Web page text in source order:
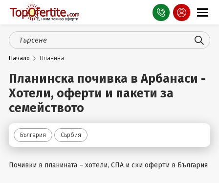
Оферти
СПА
Планина
Море
Чужбина
Празници
Турция
Начало Планина
Планинска почивка в Арбанаси -
Хотели, оферти и пакети за
семейството
България Сърбия
Почивки в планината – хотели, СПА и ски оферти в България